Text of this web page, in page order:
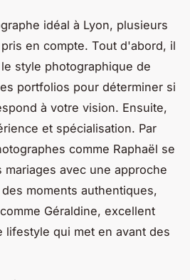
idéal à Lyon, plusieurs
en compte. Tout d'abord, il
style photographique de
portfolios pour déterminer si
à votre vision. Ensuite,
et spécialisation. Par
comme Raphaël se
avec une approche
moments authentiques,
Géraldine, excellent
lifestyle qui met en avant des